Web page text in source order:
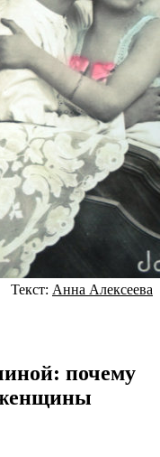
Текст: Анна Алексеева
почему
женщины